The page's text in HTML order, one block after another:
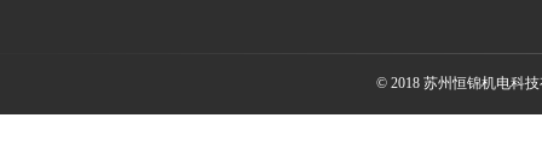
© 2018 苏州恒锦机电科